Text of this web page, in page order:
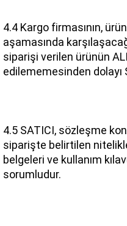
4.4 Kargo firmasının,
aşamasında
siparişi verilen ürünün
edilememesinden
4.5 SATICI, sözleşme
siparişte belirtilen
belgeleri ve kullanım
sorumludur.